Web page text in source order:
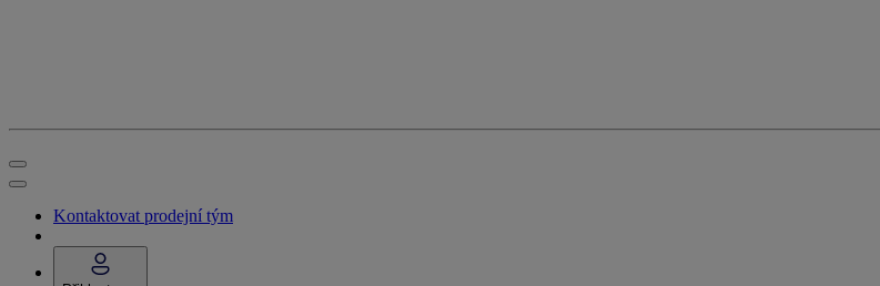
Kontaktovat prodejní tým